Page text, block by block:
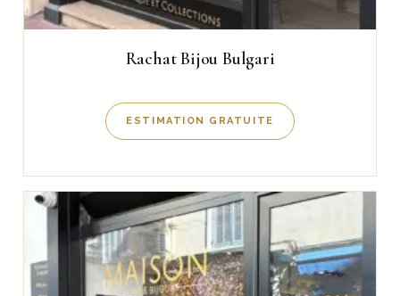
Rachat Bijou Bulgari
ESTIMATION GRATUITE